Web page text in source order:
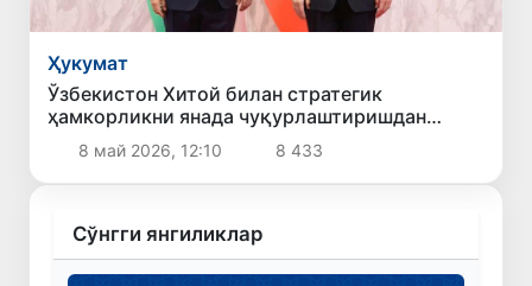
Ҳукумат
Ўзбекистон Хитой билан стратегик
ҳамкорликни янада чуқурлаштиришдан
манфаатдорлигини билдирди
8 май 2026, 12:10 8 433
Сўнгги янгиликлар